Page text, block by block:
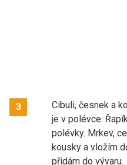
3
Cibuli, česnek a
je v polévce.
polévky. Mrkev,
kousky a vložím
přidám do vývaru.